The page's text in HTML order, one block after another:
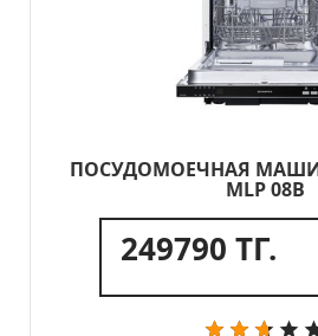
ПОСУДОМОЕЧНАЯ
MLP 08B
249790 ТГ.